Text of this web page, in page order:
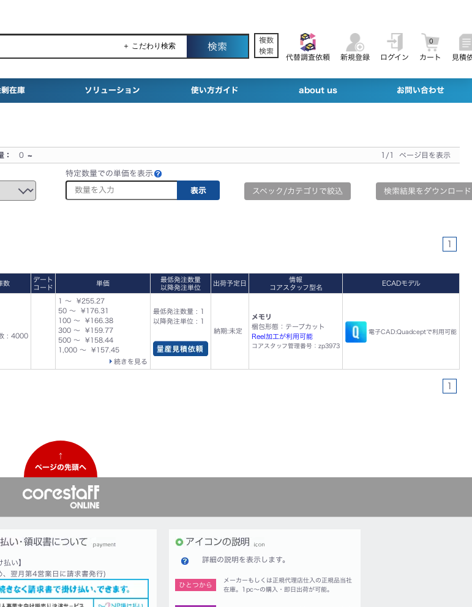
＋ こだわり検索
複数
検索
代替調査依頼
新規登録 ログイン カート
0
見積
剰在庫 ソリューション 使い方ガイド about us お問い合わせ
0 ~ 1/1 ページ目を表示
特定数量での単価を表示
スペック/カテゴリで絞込 検索結果をダウンロード
1
数
デート
コード
単価
最低発注数量
以降発注単位
出荷予定日
情報
コアスタッフ型名
ECADモデル
: 4000
1 ～ ¥255.27
50 ～ ¥176.31
100 ～ ¥166.38
300 ～ ¥159.77
500 ～ ¥158.44
1,000 ～ ¥157.45
続きを見る
最低発注数量 : 1
以降発注単位 : 1
納期:未定
メモリ
梱包形態：テープカット
Reel加工が利用可能
コアスタッフ管理番号：zp3973
電子CAD:Quadceptで利用可能
1
↑
ページの先頭へ
払い】
、翌月第4営業日に請求書発行)
詳細の説明を表示します。
ひとつから
メーカーもしくは正規代理店仕入の正規品当社
在庫。1pc〜の購入・即日出荷が可能。